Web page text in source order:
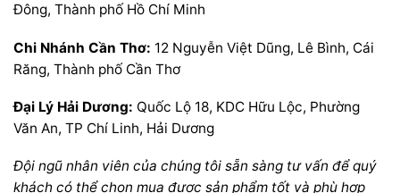
Đông, Thành phố Hồ Chí Minh
Chi Nhánh Cần Thơ: 12 Nguyễn Việt Dũng, Lê Bình, Cái
Răng, Thành phố Cần Thơ
Đại Lý Hải Dương: Quốc Lộ 18, KDC Hữu Lộc, Phường
Văn An, TP Chí Linh, Hải Dương
Đội ngũ nhân viên của chúng tôi sẵn sàng tư vấn để quý
khách có thể chọn mua được sản phẩm tốt và phù hợp